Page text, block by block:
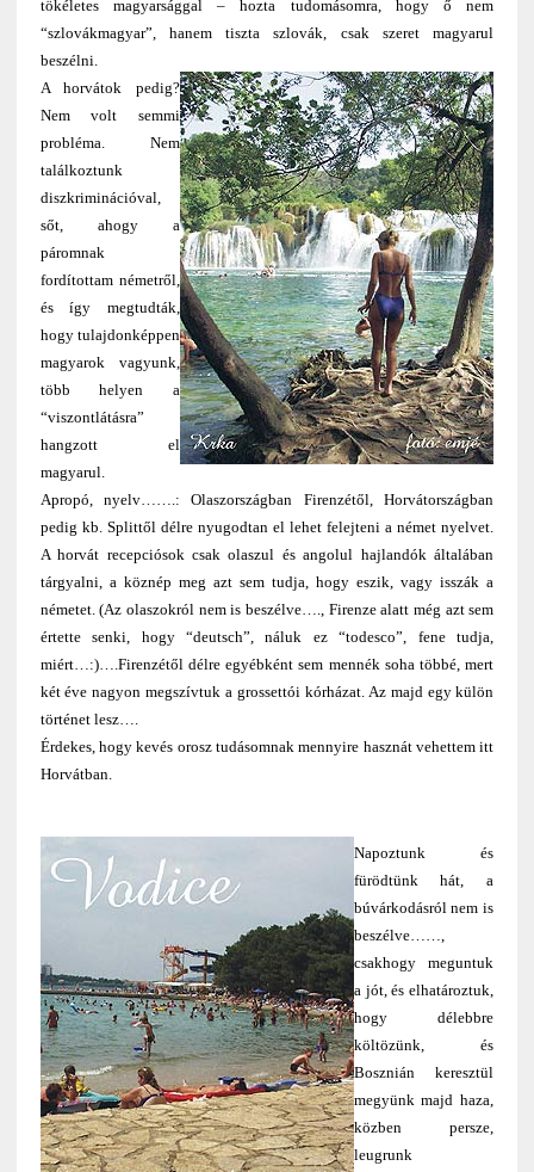
tökéletes magyarsággal – hozta tudomásomra, hogy ő nem
“szlovákmagyar”, hanem tiszta szlovák, csak szeret magyarul
beszélni.
A horvátok pedig?
Nem volt semmi
probléma. Nem
találkoztunk
diszkriminációval,
sőt, ahogy a
páromnak
fordítottam németről,
és így megtudták,
hogy tulajdonképpen
magyarok vagyunk,
több helyen a
“viszontlátásra”
hangzott el
magyarul.
Apropó, nyelv…….: Olaszországban Firenzétől, Horvátországban
pedig kb. Splittől délre nyugodtan el lehet felejteni a német nyelvet.
A horvát recepciósok csak olaszul és angolul hajlandók általában
tárgyalni, a köznép meg azt sem tudja, hogy eszik, vagy isszák a
németet. (Az olaszokról nem is beszélve…., Firenze alatt még azt sem
értette senki, hogy “deutsch”, náluk ez “todesco”, fene tudja,
miért…:)….Firenzétől délre egyébként sem mennék soha többé, mert
két éve nagyon megszívtuk a grossettói kórházat. Az majd egy külön
történet lesz….
Érdekes, hogy kevés orosz tudásomnak mennyire hasznát vehettem itt
Horvátban.
Napoztunk és
fürödtünk hát, a
búvárkodásról nem is
beszélve……,
csakhogy meguntuk
a jót, és elhatároztuk,
hogy délebbre
költözünk, és
Bosznián keresztül
megyünk majd haza,
közben persze,
leugrunk